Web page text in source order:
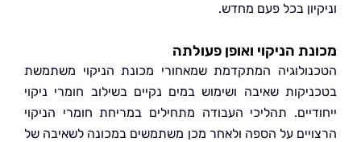
בכל פעם מחדש.
הניקוי ואופן פעולתה
המתקדמת שמאחורי מכונת הניקוי משתמשת
שאיבה ושימוש במים נקיים בשילוב חומרי ניקוי
תהליכי העבודה מתחילים במריחת חומרי הניקוי
על הספה ולאחר מכן משתמשים במכונה לשאיבה של